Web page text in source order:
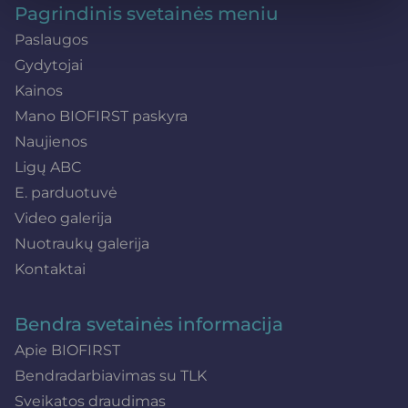
Pagrindinis svetainės meniu
Paslaugos
Gydytojai
Kainos
Mano BIOFIRST paskyra
Naujienos
Ligų ABC
E. parduotuvė
Video galerija
Nuotraukų galerija
Kontaktai
Bendra svetainės informacija
Apie BIOFIRST
Bendradarbiavimas su TLK
Sveikatos draudimas